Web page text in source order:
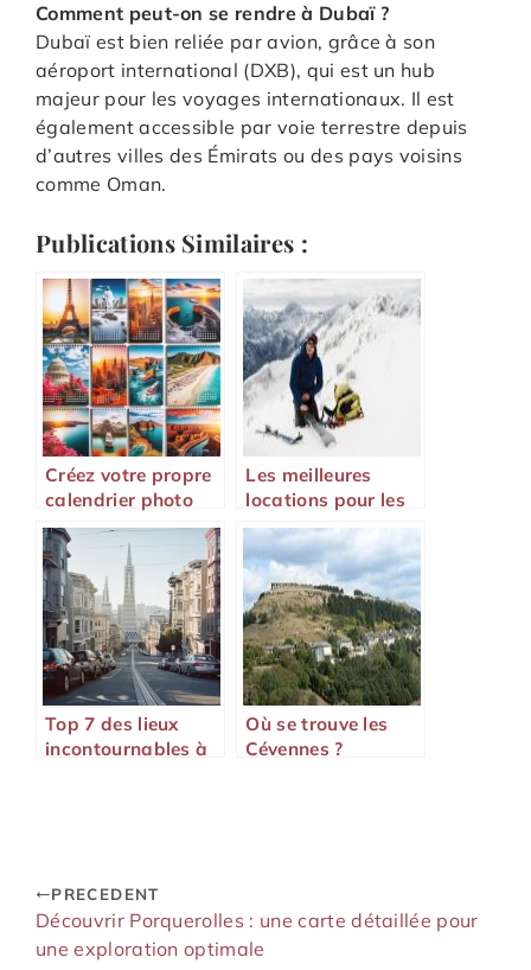
Comment peut-on se rendre à Dubaï ?
Dubaï est bien reliée par avion, grâce à son
aéroport international (DXB), qui est un hub
majeur pour les voyages internationaux. Il est
également accessible par voie terrestre depuis
d’autres villes des Émirats ou des pays voisins
comme Oman.
Publications Similaires :
Créez votre propre
calendrier photo
personnalisé pour
revivre vos
souvenirs toute
l’année
Les meilleures
locations pour les
amoureux du plein
air et des sports
Top 7 des lieux
incontournables à
Où se trouve les
Cévennes ?
PRECEDENT
Découvrir Porquerolles : une carte détaillée pour
une exploration optimale